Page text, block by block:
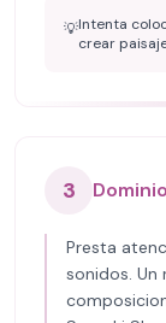
💡Intenta
crear
3
Presta
sonidos.